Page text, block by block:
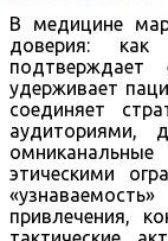
В медицине
доверия: как
подтверждает
удерживает
соединяет
аудиториями,
этическими
привлечения,